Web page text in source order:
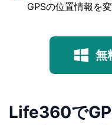
GPSの位置情報を変
無
Life360で